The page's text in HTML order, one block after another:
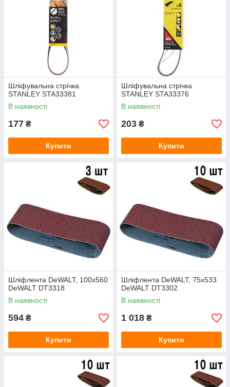
Шліфувальна стрічка
STANLEY STA33381
В наявності
177 ₴
Купити
Шліфувальна стрічка
STANLEY STA33376
В наявності
203 ₴
Купити
Шліфлента DeWALT, 100х560
DeWALT DT3318
В наявності
594 ₴
Купити
Шліфлента DeWALT, 75х533
DeWALT DT3302
В наявності
1 018 ₴
Купити